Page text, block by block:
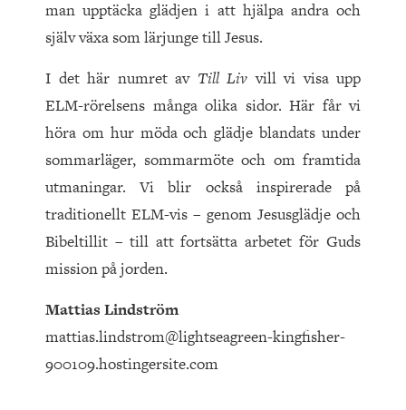
man upptäcka glädjen i att hjälpa andra och
själv växa som lärjunge till Jesus.
I det här numret av Till Liv vill vi visa upp
ELM-rörelsens många olika sidor. Här får vi
höra om hur möda och glädje blandats under
sommarläger, sommarmöte och om framtida
utmaningar. Vi blir också inspirerade på
traditionellt ELM-vis – genom Jesusglädje och
Bibeltillit – till att fortsätta arbetet för Guds
mission på jorden.
Mattias Lindström
mattias.lindstrom@lightseagreen-kingfisher-
900109.hostingersite.com